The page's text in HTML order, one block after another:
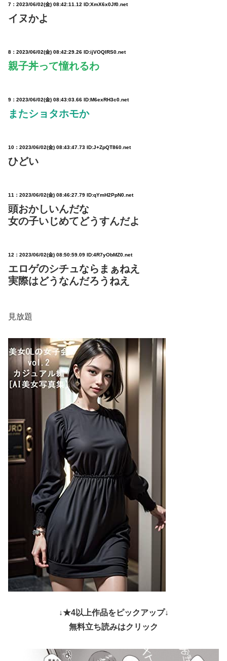
7： 2023/06/02(金) 08:42:11.12 ID:XmX6x0Jf0.net
イヌかよ
8： 2023/06/02(金) 08:42:29.26 ID:ijVOQlRS0.net
親子丼って憧れるわ
9： 2023/06/02(金) 08:43:03.66 ID:M6exRH3c0.net
またショタホモか
10： 2023/06/02(金) 08:43:47.73 ID:J+ZpQT860.net
ひどい
11： 2023/06/02(金) 08:46:27.79 ID:qYmH2PpN0.net
頭おかしいんだな
女の子いじめてどうすんだよ
12： 2023/06/02(金) 08:50:59.09 ID:4R7yObMZ0.net
エロゲのシチュならまぁねえ
実際はどうなんだろうねえ
見放題
↓★4以上作品をピックアップ↓
無料立ち読みはクリック